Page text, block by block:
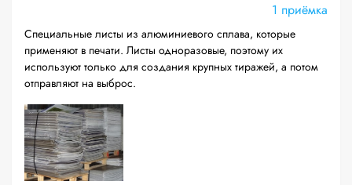
1 приёмка
Специальные листы из алюминиевого сплава, которые
применяют в печати. Листы одноразовые, поэтому их
используют только для создания крупных тиражей, а потом
отправляют на выброс.